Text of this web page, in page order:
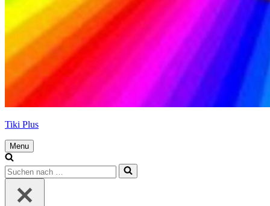
Tiki Plus
Menu
Navigations-
Menü
Suchen
nach …